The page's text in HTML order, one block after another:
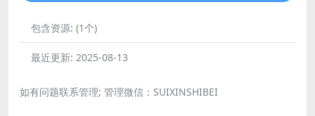
包含资源: (1个)
最近更新: 2025-08-13
如有问题联系管理; 管理微信：SUIXINSHIBEI